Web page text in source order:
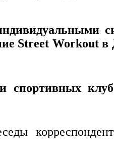
Street Workout
спортивных